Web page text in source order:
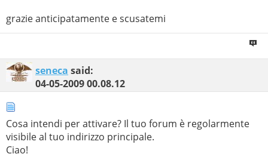
grazie anticipatamente e scusatemi
seneca said:
04-05-200900.08.12
Cosa intendi per attivare? Il tuo forum è regolarmente
visibile al tuo indirizzo principale.
Ciao!